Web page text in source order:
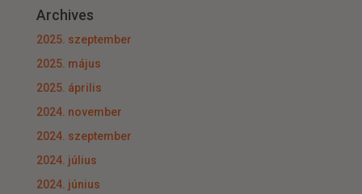
Archives
2025. szeptember
2025. május
2025. április
2024. november
2024. szeptember
2024. július
2024. június